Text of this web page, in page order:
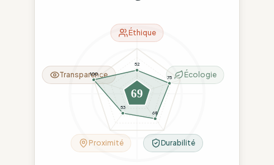
52
75
68
53
100
69
Éthique
Écologie
Durabilité
Proximité
Transparence